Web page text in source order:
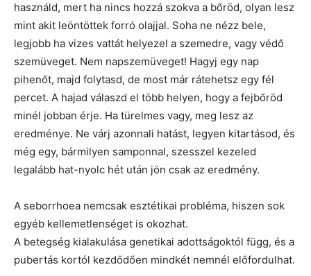
használd, mert ha nincs hozzá szokva a bőröd, olyan lesz
mint akit leöntöttek forró olajjal. Soha ne nézz bele,
legjobb ha vizes vattát helyezel a szemedre, vagy védő
szemüveget. Nem napszemüveget! Hagyj egy nap
pihenőt, majd folytasd, de most már rátehetsz egy fél
percet. A hajad válaszd el több helyen, hogy a fejbőröd
minél jobban érje. Ha türelmes vagy, meg lesz az
eredménye. Ne várj azonnali hatást, legyen kitartásod, és
még egy, bármilyen samponnal, szesszel kezeled
legalább hat-nyolc hét után jön csak az eredmény.
A seborrhoea nemcsak esztétikai probléma, hiszen sok
egyéb kellemetlenséget is okozhat.
A betegség kialakulása genetikai adottságoktól függ, és a
pubertás kortól kezdődően mindkét nemnél előfordulhat.